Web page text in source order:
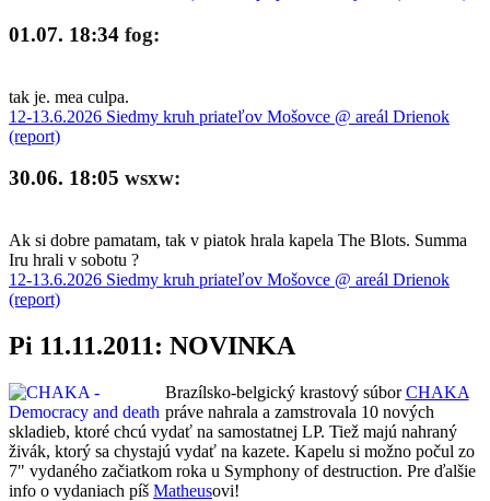
01.07. 18:34 fog:
tak je. mea culpa.
12-13.6.2026 Siedmy kruh priateľov Mošovce @ areál Drienok
(report)
30.06. 18:05 wsxw:
Ak si dobre pamatam, tak v piatok hrala kapela The Blots. Summa
Iru hrali v sobotu ?
12-13.6.2026 Siedmy kruh priateľov Mošovce @ areál Drienok
(report)
Pi 11.11.2011: NOVINKA
Brazílsko-belgický krastový súborCHAKA
práve nahrala a zamstrovala 10 nových
skladieb, ktoré chcú vydať na samostatnej LP. Tiež majú nahraný
živák, ktorý sa chystajú vydať na kazete. Kapelu si možno počul zo
7" vydaného začiatkom roka u Symphony of destruction. Pre ďalšie
info o vydaniach píš Matheusovi!